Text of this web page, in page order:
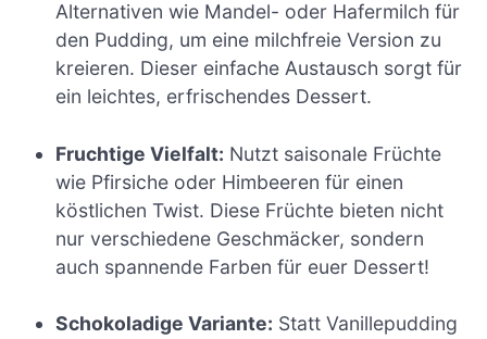
Alternativen wie Mandel- oder Hafermilch für
den Pudding, um eine milchfreie Version zu
kreieren. Dieser einfache Austausch sorgt für
ein leichtes, erfrischendes Dessert.
Fruchtige Vielfalt: Nutzt saisonale Früchte
wie Pfirsiche oder Himbeeren für einen
köstlichen Twist. Diese Früchte bieten nicht
nur verschiedene Geschmäcker, sondern
auch spannende Farben für euer Dessert!
Schokoladige Variante: Statt Vanillepudding